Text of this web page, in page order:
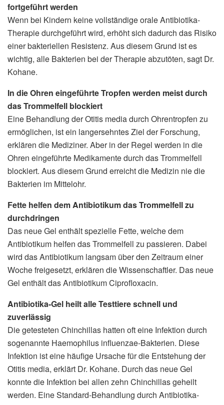
fortgeführt werden
Wenn bei Kindern keine vollständige orale Antibiotika-
Therapie durchgeführt wird, erhöht sich dadurch das Risiko
einer bakteriellen Resistenz. Aus diesem Grund ist es
wichtig, alle Bakterien bei der Therapie abzutöten, sagt Dr.
Kohane.
In die Ohren eingeführte Tropfen werden meist durch
das Trommelfell blockiert
Eine Behandlung der Otitis media durch Ohrentropfen zu
ermöglichen, ist ein langersehntes Ziel der Forschung,
erklären die Mediziner. Aber in der Regel werden in die
Ohren eingeführte Medikamente durch das Trommelfell
blockiert. Aus diesem Grund erreicht die Medizin nie die
Bakterien im Mittelohr.
Fette helfen dem Antibiotikum das Trommelfell zu
durchdringen
Das neue Gel enthält spezielle Fette, welche dem
Antibiotikum helfen das Trommelfell zu passieren. Dabei
wird das Antibiotikum langsam über den Zeitraum einer
Woche freigesetzt, erklären die Wissenschaftler. Das neue
Gel enthält das Antibiotikum Ciprofloxacin.
Antibiotika-Gel heilt alle Testtiere schnell und
zuverlässig
Die getesteten Chinchillas hatten oft eine Infektion durch
sogenannte Haemophilus influenzae-Bakterien. Diese
Infektion ist eine häufige Ursache für die Entstehung der
Otitis media, erklärt Dr. Kohane. Durch das neue Gel
konnte die Infektion bei allen zehn Chinchillas geheilt
werden. Eine Standard-Behandlung durch Antibiotika-